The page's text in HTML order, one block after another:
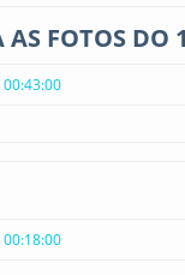
AS FOTOS DO